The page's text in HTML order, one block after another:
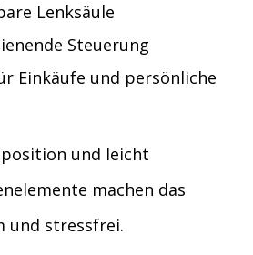
Lenksäule
Steuerung
Einkäufe und persönliche
und leicht
machen das
und stressfrei.